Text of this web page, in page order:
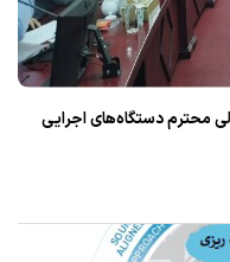
محترم دستگاه‌های اجرایی